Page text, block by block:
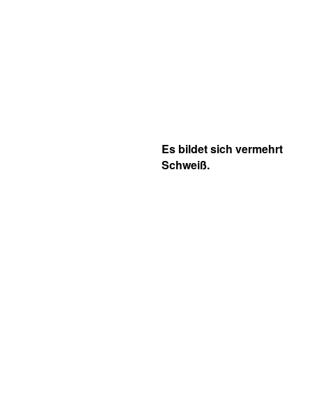
Es bildet sich vermehrt
Schweiß.